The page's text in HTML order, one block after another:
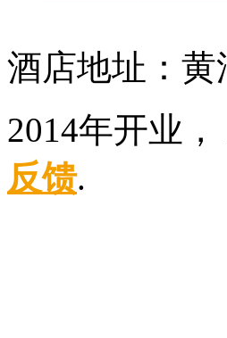
酒店地址：
2014年开业
反馈.